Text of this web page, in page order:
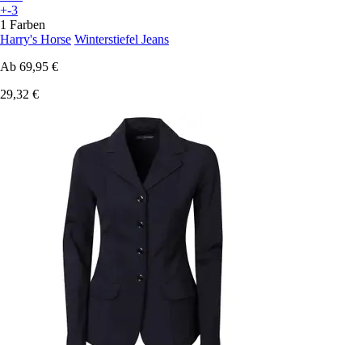
+-3
1 Farben
Harry's Horse Winterstiefel Jeans
Ab 69,95 €
29,32 €